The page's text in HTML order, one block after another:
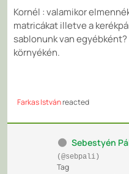
Kornél : valamikor
matricákat illetve a
sablonunk van
környékén.
Farkas Istvánreacted
Sebestyén
(@sebpali)
Tag